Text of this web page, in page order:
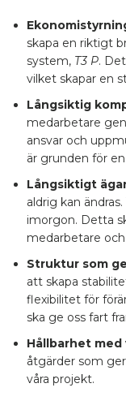
skapa en riktigt
system, T3 P.
vilket skapar en
Långsiktig
medarbetare
ansvar och
är grunden för
Långsiktigt
aldrig kan
imorgon. Detta
medarbetare
Struktur som
att skapa
flexibilitet för
ska ge oss fart
Hållbarhet
åtgärder som
våra projekt.